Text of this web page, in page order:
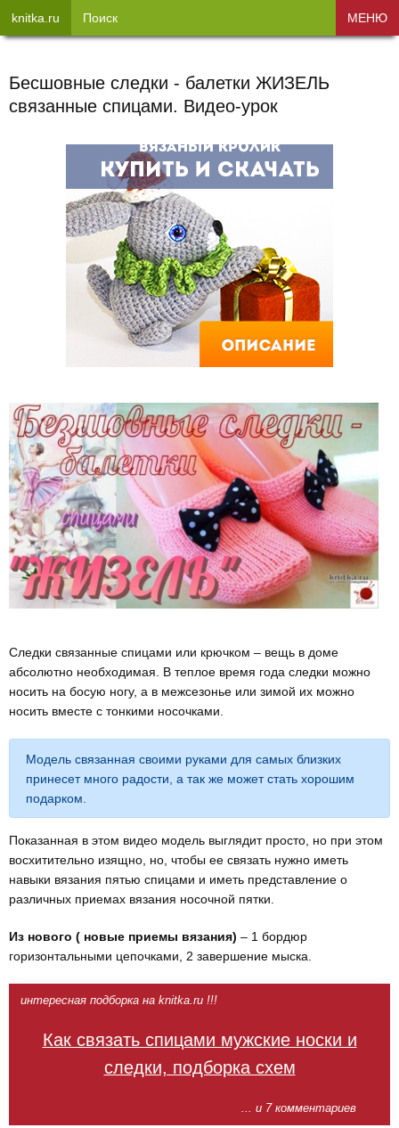
Бесшовные следки - балетки ЖИЗЕЛЬ
связанные спицами. Видео-урок
Следки связанные спицами или крючком – вещь в доме
абсолютно необходимая. В теплое время года следки можно
носить на босую ногу, а в межсезонье или зимой их можно
носить вместе с тонкими носочками.
Модель связанная своими руками для самых близких
принесет много радости, а так же может стать хорошим
подарком.
Показанная в этом видео модель выглядит просто, но при этом
восхитительно изящно, но, чтобы ее связать нужно иметь
навыки вязания пятью спицами и иметь представление о
различных приемах вязания носочной пятки.
Из нового ( новые приемы вязания) – 1 бордюр
горизонтальными цепочками, 2 завершение мыска.
интересная подборка на knitka.ru !!!
Как связать спицами мужские носки и
следки, подборка схем
... и 7 комментариев
knitka.ru Поиск МЕНЮ